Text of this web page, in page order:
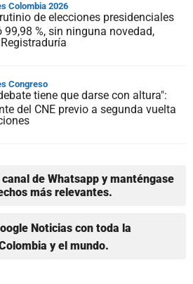
Colombia 2026
de elecciones presidenciales
99,98 %, sin ninguna novedad,
Congreso
tiene que darse con altura":
del CNE previo a segunda vuelta
de Whatsapp y manténgase
más relevantes.
Noticias con toda la
y el mundo.